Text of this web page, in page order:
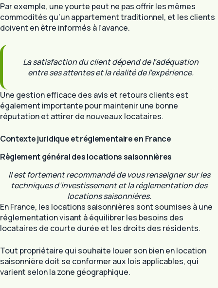
Par exemple, une yourte peut ne pas offrir les mêmes
commodités qu’un appartement traditionnel, et les clients
doivent en être informés à l’avance.
La satisfaction du client dépend de l’adéquation
entre ses attentes et la réalité de l’expérience.
Une gestion efficace des avis et retours clients est
également importante pour maintenir une bonne
réputation et attirer de nouveaux locataires.
Contexte juridique et réglementaire en France
Règlement général des locations saisonnières
Il est fortement recommandé de vous renseigner sur les
techniques d’investissement et la réglementation des
locations saisonnières.
En France, les locations saisonnières sont soumises à une
réglementation visant à équilibrer les besoins des
locataires de courte durée et les droits des résidents.
Tout propriétaire qui souhaite louer son bien en location
saisonnière doit se conformer aux lois applicables, qui
varient selon la zone géographique.